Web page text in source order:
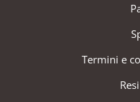
Termini e